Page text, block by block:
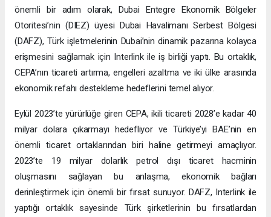
önemli bir adım olarak, Dubai Entegre Ekonomik Bölgeler
Otoritesi’nin (DIEZ) üyesi Dubai Havalimanı Serbest Bölgesi
(DAFZ), Türk işletmelerinin Dubai’nin dinamik pazarına kolayca
erişmesini sağlamak için Interlink ile iş birliği yaptı. Bu ortaklık,
CEPA’nın ticareti artırma, engelleri azaltma ve iki ülke arasında
ekonomik refahı destekleme hedeflerini temel alıyor.
Eylül 2023’te yürürlüğe giren CEPA, ikili ticareti 2028’e kadar 40
milyar dolara çıkarmayı hedefliyor ve Türkiye’yi BAE’nin en
önemli ticaret ortaklarından biri haline getirmeyi amaçlıyor.
2023’te 19 milyar dolarlık petrol dışı ticaret hacminin
oluşmasını sağlayan bu anlaşma, ekonomik bağları
derinleştirmek için önemli bir fırsat sunuyor. DAFZ, Interlink ile
yaptığı ortaklık sayesinde Türk şirketlerinin bu fırsatlardan